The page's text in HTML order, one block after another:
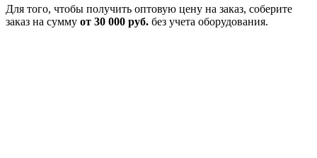
Для того, чтобы получить оптовую цену на заказ, соберите
заказ на сумму от 30 000 руб. без учета оборудования.